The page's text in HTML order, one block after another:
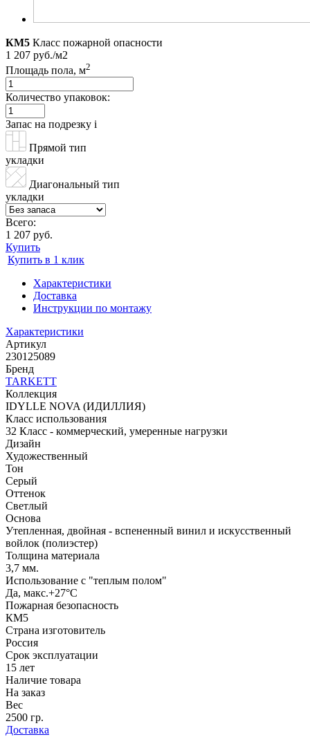
КМ5 Класс пожарной опасности
1 207 руб./м2
Площадь пола, м2
Количество упаковок:
Запас на подрезку i
Прямой тип
укладки
Диагональный тип
укладки
Всего:
1 207 руб.
Купить
Купить в 1 клик
Характеристики
Доставка
Инструкции по монтажу
Характеристики
Артикул
230125089
Бренд
TARKETT
Коллекция
IDYLLE NOVA (ИДИЛЛИЯ)
Класс использования
32 Класс - коммерческий, умеренные нагрузки
Дизайн
Художественный
Тон
Серый
Оттенок
Светлый
Основа
Утепленная, двойная - вспененный винил и искусственный
войлок (полиэстер)
Толщина материала
3,7 мм.
Использование с "теплым полом"
Да, макс.+27°С
Пожарная безопасность
КМ5
Страна изготовитель
Россия
Срок эксплуатации
15 лет
Наличие товара
На заказ
Вес
2500 гр.
Доставка